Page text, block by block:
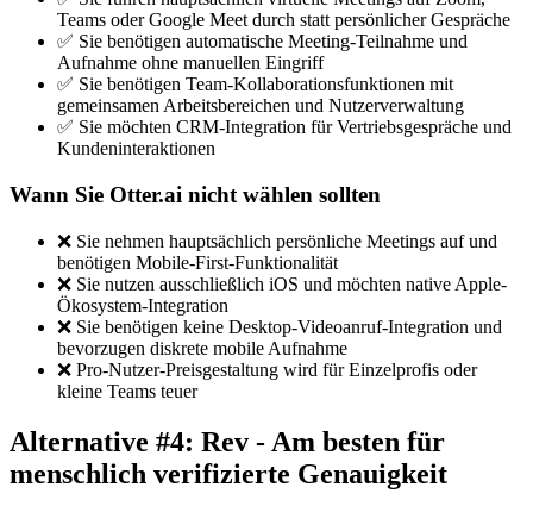
Teams oder Google Meet durch statt persönlicher Gespräche
✅ Sie benötigen automatische Meeting-Teilnahme und
Aufnahme ohne manuellen Eingriff
✅ Sie benötigen Team-Kollaborationsfunktionen mit
gemeinsamen Arbeitsbereichen und Nutzerverwaltung
✅ Sie möchten CRM-Integration für Vertriebsgespräche und
Kundeninteraktionen
Wann Sie Otter.ai nicht wählen sollten
❌ Sie nehmen hauptsächlich persönliche Meetings auf und
benötigen Mobile-First-Funktionalität
❌ Sie nutzen ausschließlich iOS und möchten native Apple-
Ökosystem-Integration
❌ Sie benötigen keine Desktop-Videoanruf-Integration und
bevorzugen diskrete mobile Aufnahme
❌ Pro-Nutzer-Preisgestaltung wird für Einzelprofis oder
kleine Teams teuer
Alternative #4: Rev - Am besten für
menschlich verifizierte Genauigkeit